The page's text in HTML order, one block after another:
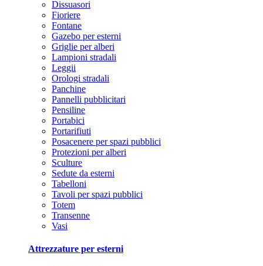
Dissuasori
Fioriere
Fontane
Gazebo per esterni
Griglie per alberi
Lampioni stradali
Leggii
Orologi stradali
Panchine
Pannelli pubblicitari
Pensiline
Portabici
Portarifiuti
Posacenere per spazi pubblici
Protezioni per alberi
Sculture
Sedute da esterni
Tabelloni
Tavoli per spazi pubblici
Totem
Transenne
Vasi
Attrezzature per esterni